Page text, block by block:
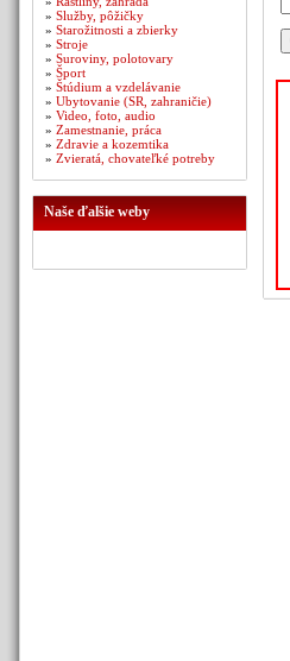
» Služby, pôžičky
» Starožitnosti a zbierky
» Stroje
» Suroviny, polotovary
» Šport
» Štúdium a vzdelávanie
» Ubytovanie (SR, zahraničie)
» Video, foto, audio
» Zamestnanie, práca
» Zdravie a kozemtika
» Zvieratá, chovateľké potreby
Naše ďalšie weby